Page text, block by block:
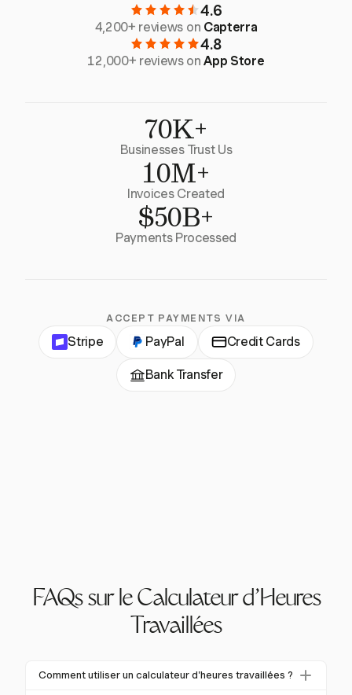
4.6
4,200+ reviews on Capterra
4.8
12,000+ reviews onApp Store
70K+
Businesses Trust Us
10M+
Invoices Created
$50B+
Payments Processed
ACCEPT PAYMENTS VIA
Stripe PayPal Credit Cards
Bank Transfer
FAQs sur le Calculateur d'Heures
Travaillées
Comment utiliser un calculateur d'heures travaillées ?